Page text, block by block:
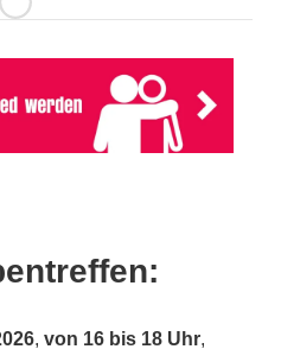
, von 16 bis 18 Uhr,